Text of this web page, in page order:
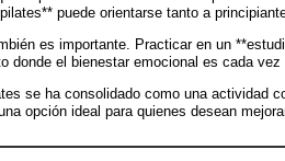
puede orientarse tanto a
es importante. Practicar en un
donde el bienestar emocional es cada vez
se ha consolidado como una actividad
opción ideal para quienes desean